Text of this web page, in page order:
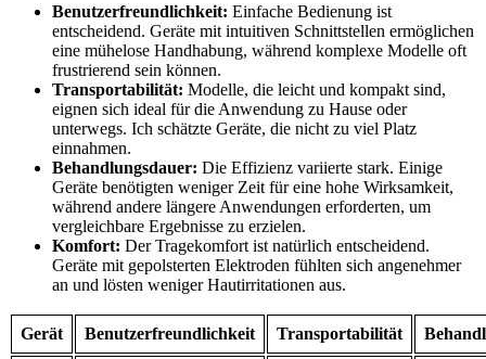
Benutzerfreundlichkeit: ‍Einfache Bedienung ist
entscheidend. ‍Geräte mit intuitiven‌ Schnittstellen⁢ ermöglichen
eine mühelose Handhabung, während komplexe Modelle oft
frustrierend sein können.
Transportabilität: ⁤Modelle, die leicht und kompakt sind,
eignen ‍sich ideal⁤ für die Anwendung zu Hause ‌oder
unterwegs.‍ Ich schätzte Geräte, ​die nicht zu viel Platz
einnahmen.
Behandlungsdauer: ⁤Die Effizienz variierte stark. ‍Einige
Geräte ‌benötigten weniger Zeit‍ für eine hohe Wirksamkeit,⁢
während ​andere längere⁤ Anwendungen erforderten, um
vergleichbare Ergebnisse zu erzielen.
Komfort: ⁢Der Tragekomfort ist natürlich entscheidend.
Geräte mit gepolsterten Elektroden fühlten sich angenehmer
an und lösten weniger⁤ Hautirritationen aus.
Gerät Benutzerfreundlichkeit Transportabilität